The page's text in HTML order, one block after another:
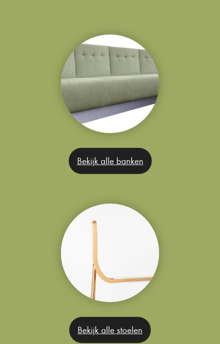
Bekijk alle banken
Bekijk alle stoelen